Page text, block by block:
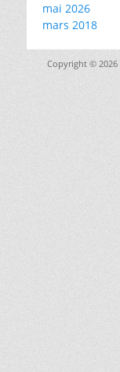
mai 2026
mars 2018
Copyright © 2026